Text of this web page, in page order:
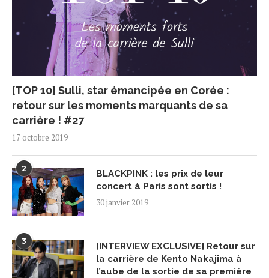
[TOP 10] Sulli, star émancipée en Corée :
retour sur les moments marquants de sa
carrière ! #27
17 octobre 2019
2
BLACKPINK : les prix de leur
concert à Paris sont sortis !
30 janvier 2019
3
[INTERVIEW EXCLUSIVE] Retour sur
la carrière de Kento Nakajima à
l’aube de la sortie de sa première